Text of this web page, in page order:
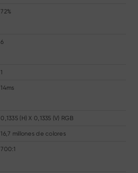
72%
6
1
14ms
0,1335 (H) X 0,1335 (V) RGB
16,7 millones de colores
700:1